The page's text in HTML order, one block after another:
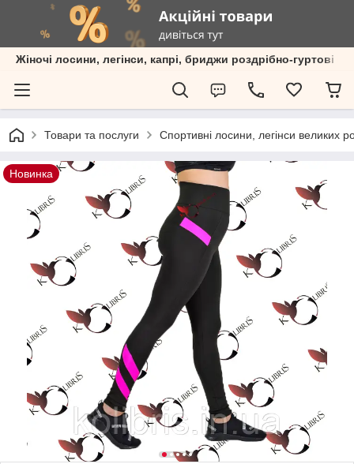
Жіночі лосини, легінси, капрі, бриджи роздрібно-гуртові
Товари та послуги Спортивні лосини, легінси великих
Новинка